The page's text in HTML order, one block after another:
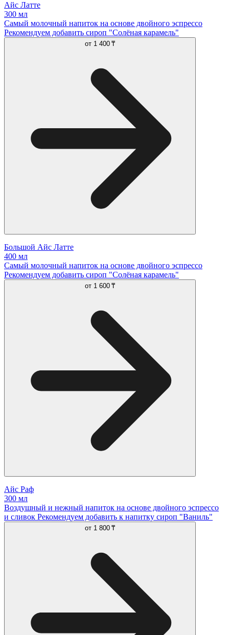
Айс Латте
300 мл
Самый молочный напиток на основе двойного эспрессо
Рекомендуем добавить сироп "Солёная карамель"
от 1 400 ₸
Большой Айс Латте
400 мл
Самый молочный напиток на основе двойного эспрессо
Рекомендуем добавить сироп "Солёная карамель"
от 1 600 ₸
Айс Раф
300 мл
Воздушный и нежный напиток на основе двойного эспрессо
и сливок Рекомендуем добавить к напитку сироп "Ваниль"
от 1 800 ₸